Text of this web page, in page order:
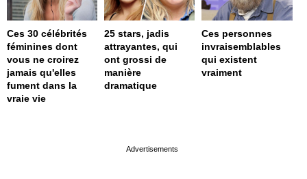
Ces 30 célébrités
féminines dont
vous ne croirez
jamais qu'elles
fument dans la
vraie vie
25 stars, jadis
attrayantes, qui
ont grossi de
manière
dramatique
Ces personnes
invraisemblables
qui existent
vraiment